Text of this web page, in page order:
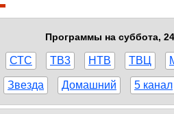
Программы на суббота,
СТС ТВ3 НТВ ТВЦ
Звезда Домашний 5 канал